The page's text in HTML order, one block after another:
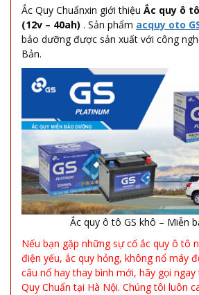
Ắc Quy Chuẩnxin giới thiệu Ắc quy ô
(12v – 40ah) . Sản phẩm acquy oto
bảo dưỡng được sản xuất với công
Bản.
Ắc quy ô tô GS khô – Miễn
Nếu bạn gặp những sự cố ắc quy ô tô
điện yếu, ắc quy hỏng, không nổ máy
câu nổ hay thay bình mới, hãy gọi
Quy Chuẩn tại Hà Nội. Chúng tôi luôn